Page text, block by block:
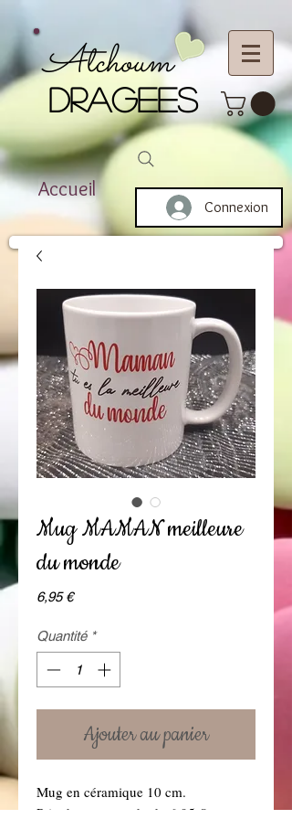
DRAGEES
Atchoum
Accueil
Connexion
Mug MAMAN meilleure
du monde
6,95 €Prix
Quantité *
Ajouter au panier
Mug en céramique 10 cm.
Prix du mug standard : 6.95 €